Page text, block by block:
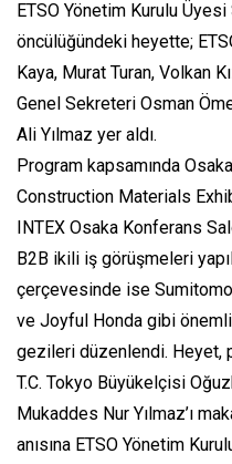
ETSO Yönetim Kurulu
öncülüğündeki heyette;
Kaya, Murat Turan, Volkan
Genel Sekreteri Osman
Ali Yılmaz yer aldı.
Program kapsamında
Construction Materials
INTEX Osaka Konferans
B2B ikili iş görüşmeleri
çerçevesinde ise
ve Joyful Honda gibi
gezileri düzenlendi. Heyet,
T.C. Tokyo Büyükelçisi
Mukaddes Nur Yılmaz’ı
anısına ETSO Yönetim